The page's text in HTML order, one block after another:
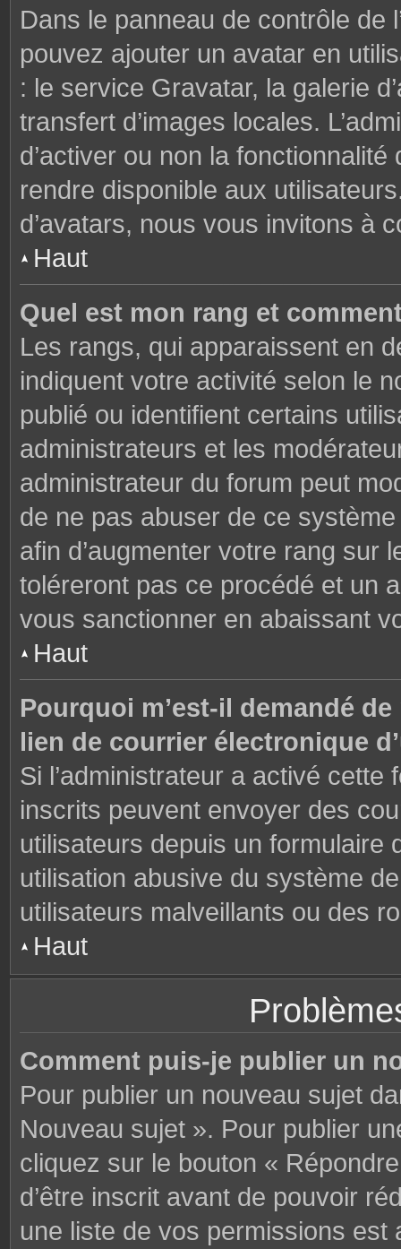
Dans le panneau de contrôle de
pouvez ajouter un avatar en
: le service Gravatar, la galerie
transfert d’images locales.
d’activer ou non la
rendre disponible aux
d’avatars, nous vous invitons à
Haut
Quel est mon rang et
Les rangs, qui apparaissent en
indiquent votre activité selon le
publié ou identifient certains
administrateurs et les
administrateur du forum peut
de ne pas abuser de ce
afin d’augmenter votre rang sur
toléreront pas ce procédé et un
vous sanctionner en abaissant
Haut
Pourquoi m’est-il demandé
lien de courrier électronique
Si l’administrateur a activé
inscrits peuvent envoyer des
utilisateurs depuis un formulaire
utilisation abusive du système
utilisateurs malveillants ou des
Haut
Comment puis-je publier un
Pour publier un nouveau sujet
Nouveau sujet ». Pour publier
cliquez sur le bouton «
d’être inscrit avant de pouvoir
une liste de vos permissions est